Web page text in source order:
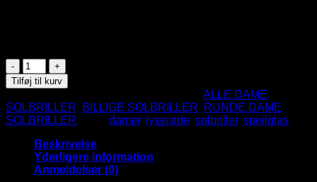
Runde
beauty
solbriller
-
Lyserøde
spejlglas
antal
Tilføj til kurv
ALLE DAME
SOLBRILLER
BILLIGE SOLBRILLER
RUNDE DAME
SOLBRILLER
damer, lyserøde solbriller, spejlglas
Beskrivelse
Yderligere information
Anmeldelser (0)